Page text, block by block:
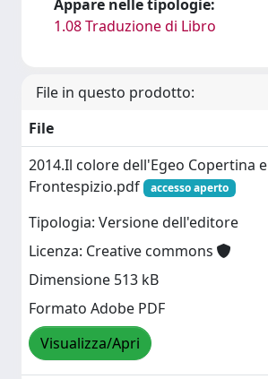
Appare nelle tipologie:
1.08 Traduzione di Libro
File in questo prodotto:
File
2014.Il colore dell'Egeo Copertina e
Frontespizio.pdf
accesso aperto
Tipologia: Versione dell'editore
Licenza: Creative commons
Dimensione 513 kB
Formato Adobe PDF
Visualizza/Apri